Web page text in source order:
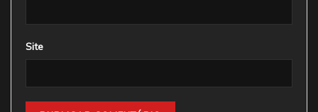
Site